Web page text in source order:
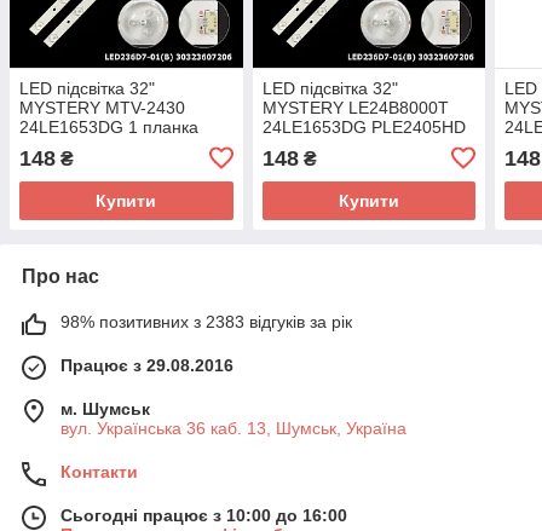
LED підсвітка 32"
MYSTERY MTV-2430
24LE1653DG 1 планка
148 ₴
Купити
LED підсвітка 32"
MYSTERY LE24B8000T
24LE1653DG PLE2405HD
148₴
Купити
LED
148
Про нас
98% позитивних з 2383 відгуків за рік
Працює з 29.08.2016
м. Шумськ
вул. Українська 36 каб. 13, Шумськ, Україна
Контакти
Сьогодні працює з 10:00 до 16:00